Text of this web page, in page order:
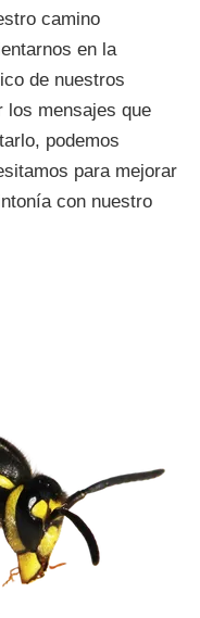
camino
en la
de nuestros
los mensajes que
podemos
para mejorar
con nuestro